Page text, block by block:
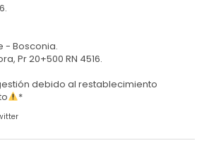
- Bosconia.
Pr 20+500 RN 4516.
debido al restablecimiento
*